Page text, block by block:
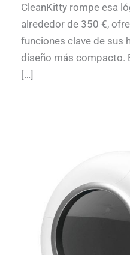
CleanKitty rompe esa
alrededor de 350 €,
funciones clave de sus
diseño más compacto.
[…]